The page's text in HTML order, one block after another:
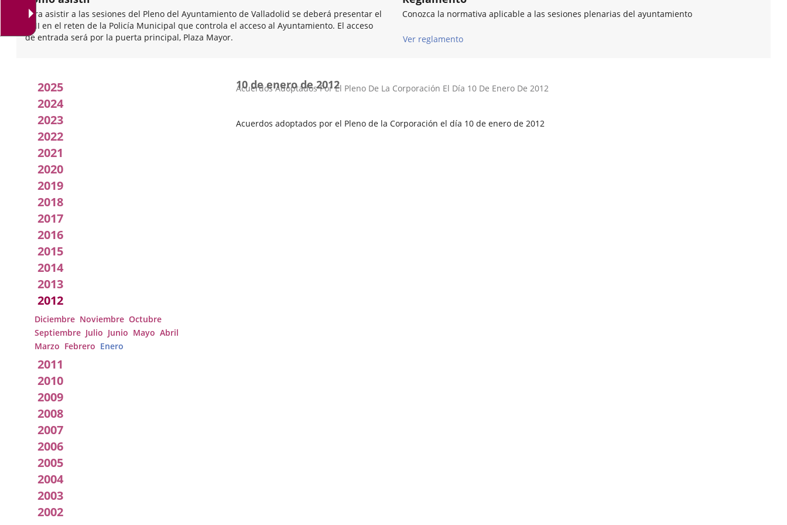
Para asistir a las sesiones del Pleno del Ayuntamiento de Valladolid se deberá presentar el
DNI en el reten de la Policía Municipal que controla el acceso al Ayuntamiento. El acceso
de entrada será por la puerta principal, Plaza Mayor.
Conozca la normativa aplicable a las sesiones plenarias del ayuntamiento
Ver reglamento
Acuerdos
adoptados
por
el
pleno
2025
2024
2023
2022
2021
2020
2019
2018
2017
2016
2015
2014
2013
2012
Diciembre Noviembre Octubre
Septiembre Julio Junio Mayo Abril
Marzo Febrero Enero
2011
2010
2009
2008
2007
2006
2005
2004
2003
2002
Acuerdos adoptados por el Pleno de la Corporación el día 10 de enero de 2012
Acuerdos Adoptados Por El Pleno De La Corporación El Día 10 De Enero De 2012
10 de enero de 2012